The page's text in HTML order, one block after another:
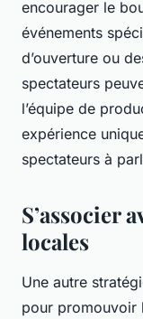
encourager le
événements
d’ouverture ou
spectateurs
l’équipe de
expérience
spectateurs à
S’associer
locales
Une autre
pour promouvoir